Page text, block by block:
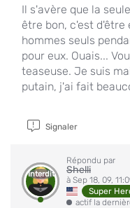
Il s'avère que la
être bon, c'est d'être
hommes seuls
pour eux. Ouais...
teaseuse. Je suis
putain, j'ai fait
Signaler
Interdit
Répondu par
Shelli
à Sep 18, 09,
Super
actif la